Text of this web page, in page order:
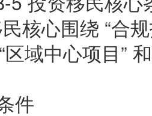
核心围绕 “合
域中心项目”
件